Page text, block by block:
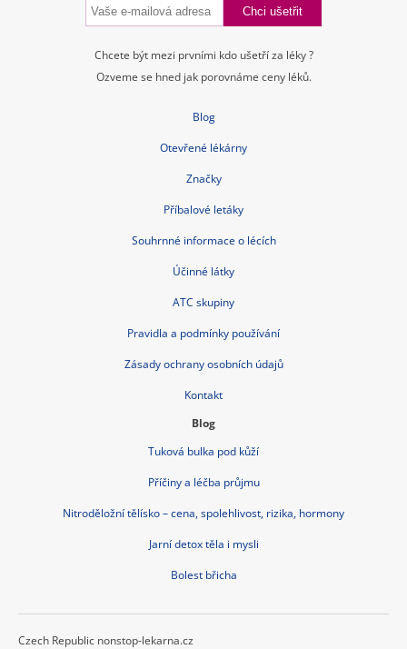
Chcete být mezi prvními kdo ušetří za léky ?
Ozveme se hned jak porovnáme ceny léků.
Blog
Otevřené lékárny
Značky
Příbalové letáky
Souhrnné informace o lécích
Účinné látky
ATC skupiny
Pravidla a podmínky používání
Zásady ochrany osobních údajů
Kontakt
Blog
Tuková bulka pod kůží
Příčiny a léčba průjmu
Nitroděložní tělísko – cena, spolehlivost, rizika, hormony
Jarní detox těla i mysli
Bolest břicha
Czech Republic nonstop-lekarna.cz